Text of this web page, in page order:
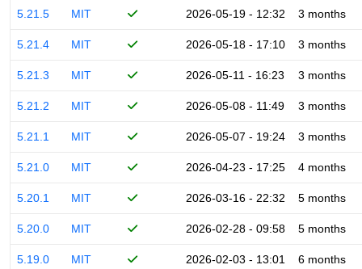
5.21.5 MIT 2026-05-19 - 12:32 3 months
5.21.4 MIT 2026-05-18 - 17:10 3 months
5.21.3 MIT 2026-05-11 - 16:23 3 months
5.21.2 MIT 2026-05-08 - 11:49 3 months
5.21.1 MIT 2026-05-07 - 19:24 3 months
5.21.0 MIT 2026-04-23 - 17:25 4 months
5.20.1 MIT 2026-03-16 - 22:32 5 months
5.20.0 MIT 2026-02-28 - 09:58 5 months
5.19.0 MIT 2026-02-03 - 13:01 6 months